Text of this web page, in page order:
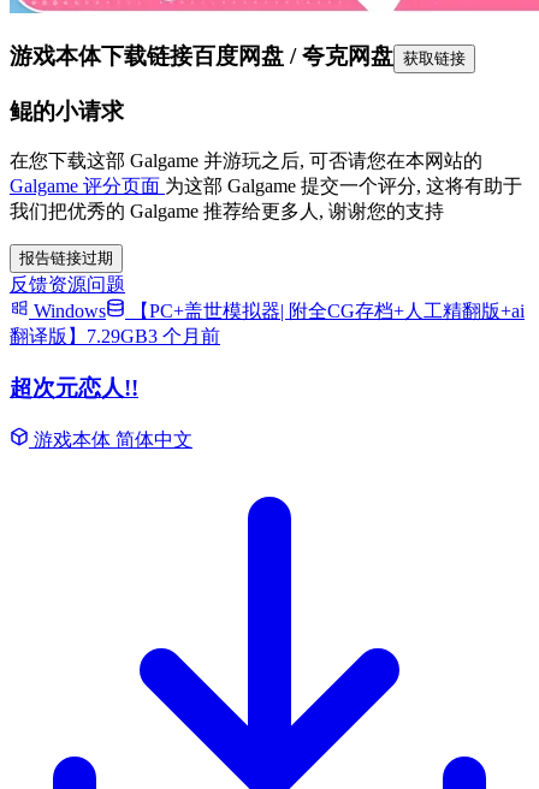
游戏本体下载链接百度网盘 / 夸克网盘 获取链接
鲲的小请求
在您下载这部 Galgame 并游玩之后, 可否请您在本网站的
Galgame 评分页面 为这部 Galgame 提交一个评分, 这将有助于
我们把优秀的 Galgame 推荐给更多人, 谢谢您的支持
报告链接过期
反馈资源问题
Windows
【PC+盖世模拟器| 附全CG存档+人工精翻版+ai
翻译版】7.29GB3 个月前
超次元恋人!!
游戏本体 简体中文